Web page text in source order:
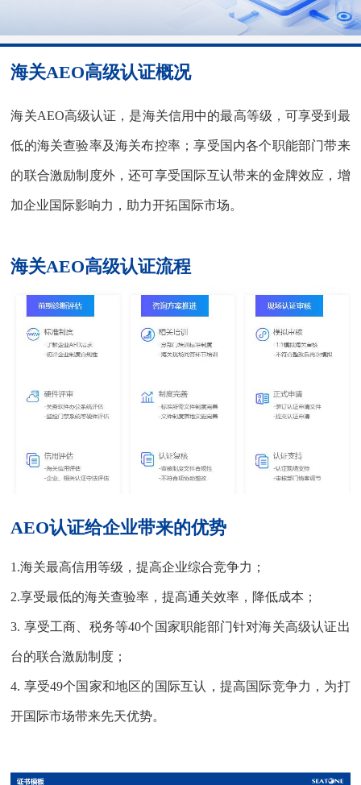
海关AEO高级认证概况
海关AEO高级认证，是海关信用中的最高等级，可享受到最
低的海关查验率及海关布控率；享受国内各个职能部门带来
的联合激励制度外，还可享受国际互认带来的金牌效应，增
加企业国际影响力，助力开拓国际市场。
海关AEO高级认证流程
AEO认证给企业带来的优势
1.海关最高信用等级，提高企业综合竞争力；
2.享受最低的海关查验率，提高通关效率，降低成本；
3. 享受工商、税务等40个国家职能部门针对海关高级认证出
台的联合激励制度；
4. 享受49个国家和地区的国际互认，提高国际竞争力，为打
开国际市场带来先天优势。